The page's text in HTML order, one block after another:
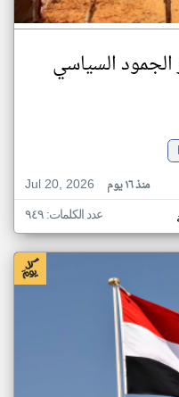
الجمود السياسي
Jul 20, 2026
منذ ١٦ يوم
عدد الكلمات: ٩٤٩